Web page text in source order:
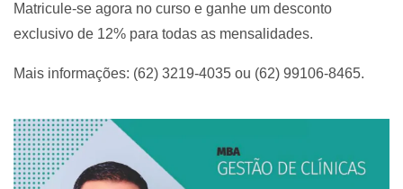
Matricule-se agora no curso e ganhe um desconto
exclusivo de 12% para todas as mensalidades.
Mais informações: (62) 3219-4035 ou (62) 99106-8465.